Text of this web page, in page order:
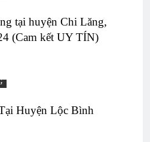
tại huyện Chi Lăng,
(Cam kết UY TÍN)
Huyện Lộc Bình